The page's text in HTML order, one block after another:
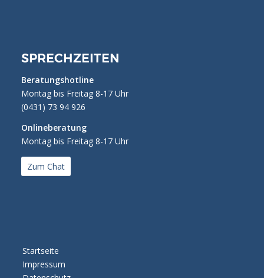
SPRECHZEITEN
Beratungshotline
Montag bis Freitag 8-17 Uhr
(0431) 73 94 926
Onlineberatung
Montag bis Freitag 8-17 Uhr
Zum Chat
Startseite
Impressum